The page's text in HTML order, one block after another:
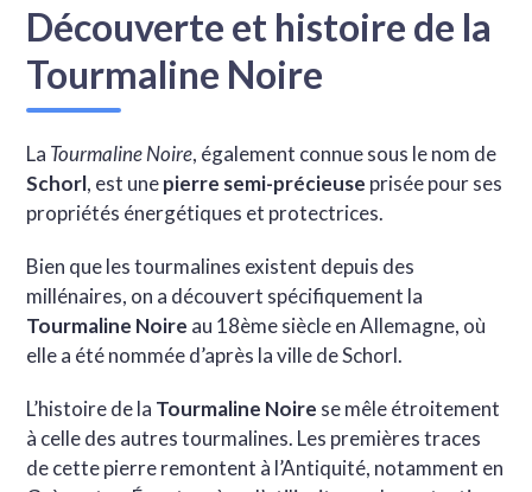
Découverte et histoire de la
Tourmaline Noire
La Tourmaline Noire, également connue sous le nom de
Schorl, est unepierre semi-précieuse prisée pour ses
propriétés énergétiques et protectrices.
Bien que les tourmalines existent depuis des
millénaires, on a découvert spécifiquement la
Tourmaline Noire au 18ème siècle en Allemagne, où
elle a été nommée d’après la ville de Schorl.
L’histoire de la Tourmaline Noire se mêle étroitement
à celle des autres tourmalines. Les premières traces
de cette pierre remontent à l’Antiquité, notamment en